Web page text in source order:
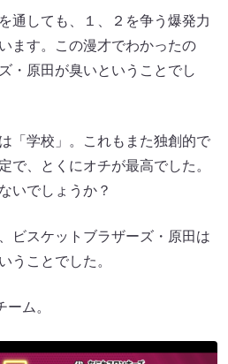
通しても、１、２を争う爆発力
ます。この漫才でわかったの
・原田が臭いということでし
「学校」。これもまた独創的で
で、とくにオチが最高でした。
いでしょうか？
ビスケットブラザーズ・原田は
うことでした。
ム。